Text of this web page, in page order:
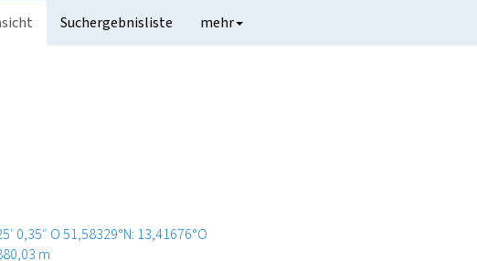
Suchergebnisliste mehr
0,35″ O51,58329°N: 13,41676°O
m